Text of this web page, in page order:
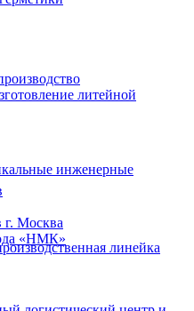
литейной
г. Москва
«НМК»
инженерные
линейка